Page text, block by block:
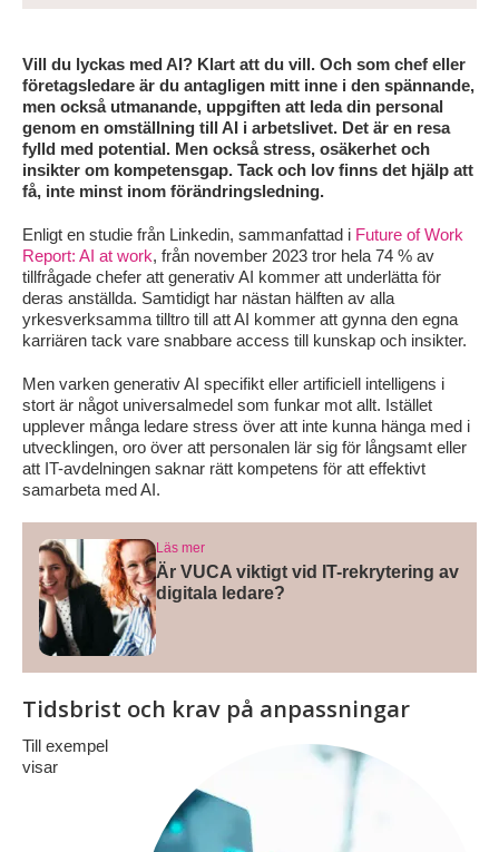
förändringsförmåga gör att AI-satsningar stannar vid
initiativ istället för att skapa affärsvärde.
För att lyckas behöver organisationer utse ett tydligt
ägarskap, bygga lärande i praktiken och aktivt leda
förändringen mot nya arbetssätt.
Vill du lyckas med AI? Klart att du vill. Och som chef eller
företagsledare är du antagligen mitt inne i den spännande,
men också utmanande, uppgiften att leda din personal
genom en omställning till AI i arbetslivet. Det är en resa
fylld med potential. Men också stress, osäkerhet och
insikter om kompetensgap. Tack och lov finns det hjälp att
få, inte minst inom förändringsledning.
Enligt en studie från Linkedin, sammanfattad i Future of Work
Report: AI at work, från november 2023 tror hela 74 % av
tillfrågade chefer att generativ AI kommer att underlätta för
deras anställda. Samtidigt har nästan hälften av alla
yrkesverksamma tilltro till att AI kommer att gynna den egna
karriären tack vare snabbare access till kunskap och insikter.
Men varken generativ AI specifikt eller artificiell intelligens i
stort är något universalmedel som funkar mot allt. Istället
upplever många ledare stress över att inte kunna hänga med i
utvecklingen, oro över att personalen lär sig för långsamt eller
att IT-avdelningen saknar rätt kompetens för att effektivt
samarbeta med AI.
Läs mer
Är VUCA viktigt vid IT-rekrytering av
digitala ledare?
Tidsbrist och krav på anpassningar
Till exempel
visar